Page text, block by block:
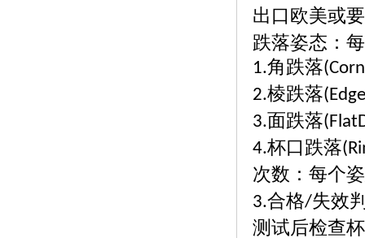
出口欧美或
跌落姿态：
1.角跌落
2.棱跌落
3.面跌落
4.杯口跌落
次数：每个
3.合格/失效
测试后检查